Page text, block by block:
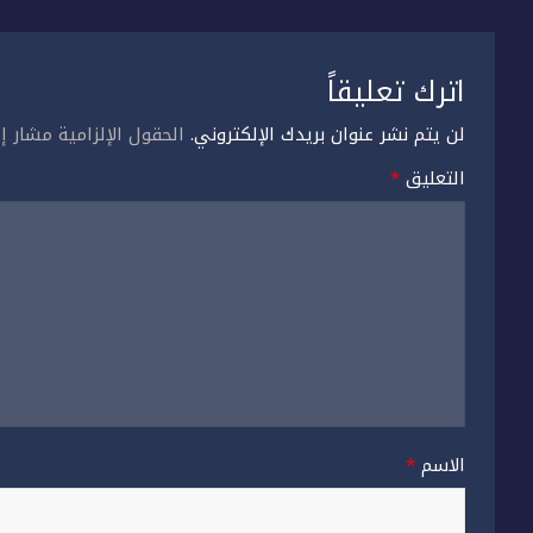
اترك تعليقاً
لن يتم نشر عنوان بريدك الإلكتروني. الحقول الإلزامية مشار
التعليق*
الاسم*